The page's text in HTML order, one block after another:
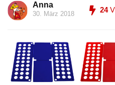
Anna
30. März 2018 24